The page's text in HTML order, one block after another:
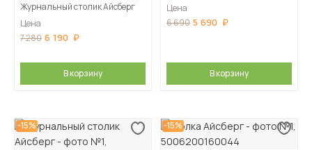
Журнальный столик Айсберг
Цена
7 280 6 190
В корзину
Цена
6 690 5 690
В корзину
-15% -15%